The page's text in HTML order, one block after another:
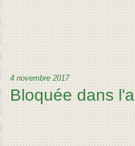
4 novembre 2017
Bloquée dans